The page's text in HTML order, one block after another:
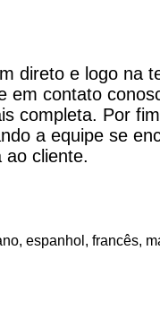
direto e logo na
em contato
completa. Por
a equipe se
cliente.
espanhol, francês,